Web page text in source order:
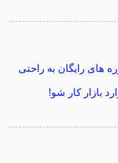
های رایگان به راحتی
بازار کار شو!